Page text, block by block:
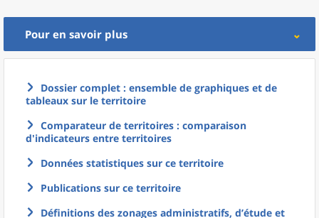
Pour en savoir plus
Dossier complet : ensemble de graphiques et de
tableaux sur le territoire
Comparateur de territoires : comparaison
d'indicateurs entre territoires
Données statistiques sur ce territoire
Publications sur ce territoire
Définitions des zonages administratifs, d’étude et